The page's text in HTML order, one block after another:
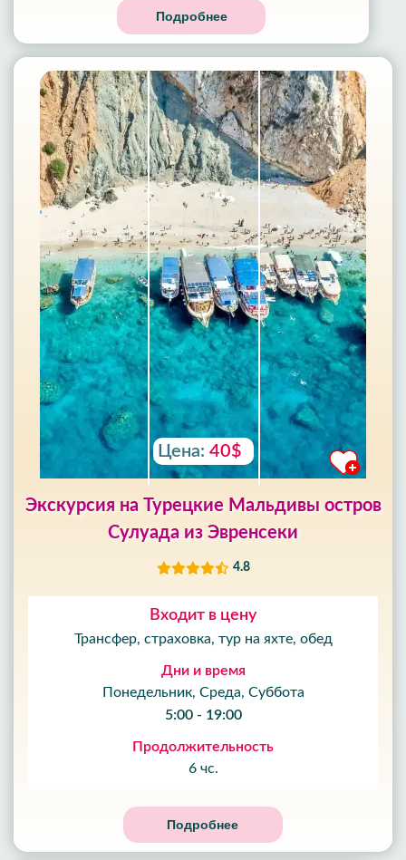
Подробнее
Цена: 40$
Экскурсия на Турецкие Мальдивы остров
Сулуада из Эвренсеки
4.8
Входит в цену
Трансфер, страховка, тур на яхте, обед
Дни и время
Понедельник, Среда, Суббота
5:00 - 19:00
Продолжительность
6 чс.
Подробнее